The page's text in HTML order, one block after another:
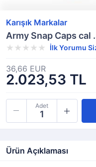
Karışık Markalar
Army Snap Caps cal
İlk Yorumu
2.023,53 TL
36,66 EUR
Adet
Ürün Açıklaması